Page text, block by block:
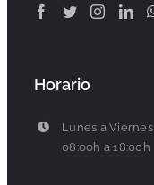
Horario
Lunes a Viernes
08:00h a 18:00h